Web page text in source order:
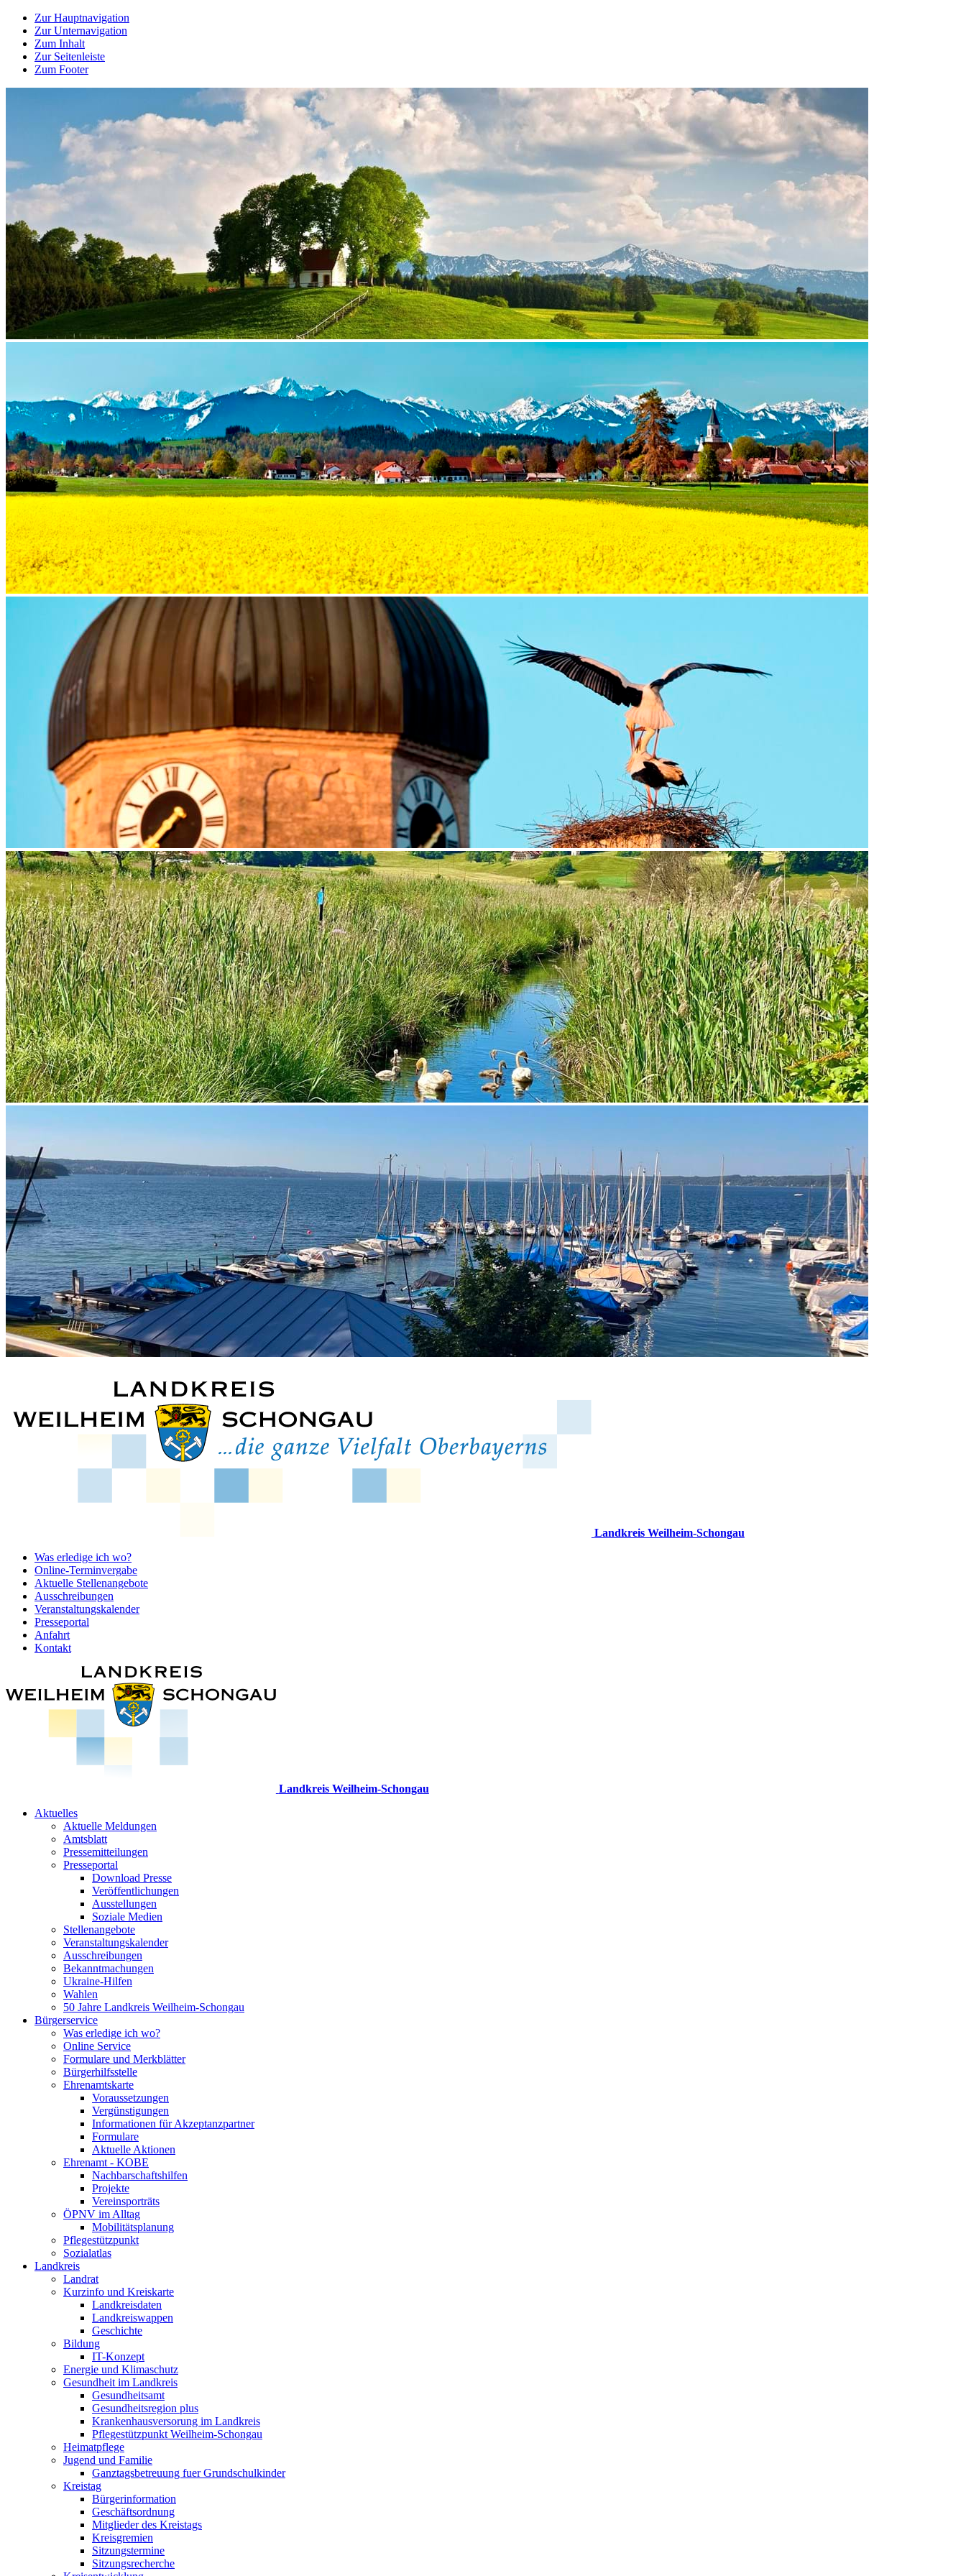
Zur Hauptnavigation
Zur Unternavigation
Zum Inhalt
Zur Seitenleiste
Zum Footer
Landkreis Weilheim-Schongau
Was erledige ich wo?
Online-Terminvergabe
Aktuelle Stellenangebote
Ausschreibungen
Veranstaltungskalender
Presseportal
Anfahrt
Kontakt
Landkreis Weilheim-Schongau
Aktuelles
Aktuelle Meldungen
Amtsblatt
Pressemitteilungen
Presseportal
Download Presse
Veröffentlichungen
Ausstellungen
Soziale Medien
Stellenangebote
Veranstaltungskalender
Ausschreibungen
Bekanntmachungen
Ukraine-Hilfen
Wahlen
50 Jahre Landkreis Weilheim-Schongau
Bürgerservice
Was erledige ich wo?
Online Service
Formulare und Merkblätter
Bürgerhilfsstelle
Ehrenamtskarte
Voraussetzungen
Vergünstigungen
Informationen für Akzeptanzpartner
Formulare
Aktuelle Aktionen
Ehrenamt - KOBE
Nachbarschaftshilfen
Projekte
Vereinsporträts
ÖPNV im Alltag
Mobilitätsplanung
Pflegestützpunkt
Sozialatlas
Landkreis
Landrat
Kurzinfo und Kreiskarte
Landkreisdaten
Landkreiswappen
Geschichte
Bildung
IT-Konzept
Energie und Klimaschutz
Gesundheit im Landkreis
Gesundheitsamt
Gesundheitsregion plus
Krankenhausversorung im Landkreis
Pflegestützpunkt Weilheim-Schongau
Heimatpflege
Jugend und Familie
Ganztagsbetreuung fuer Grundschulkinder
Kreistag
Bürgerinformation
Geschäftsordnung
Mitglieder des Kreistags
Kreisgremien
Sitzungstermine
Sitzungsrecherche